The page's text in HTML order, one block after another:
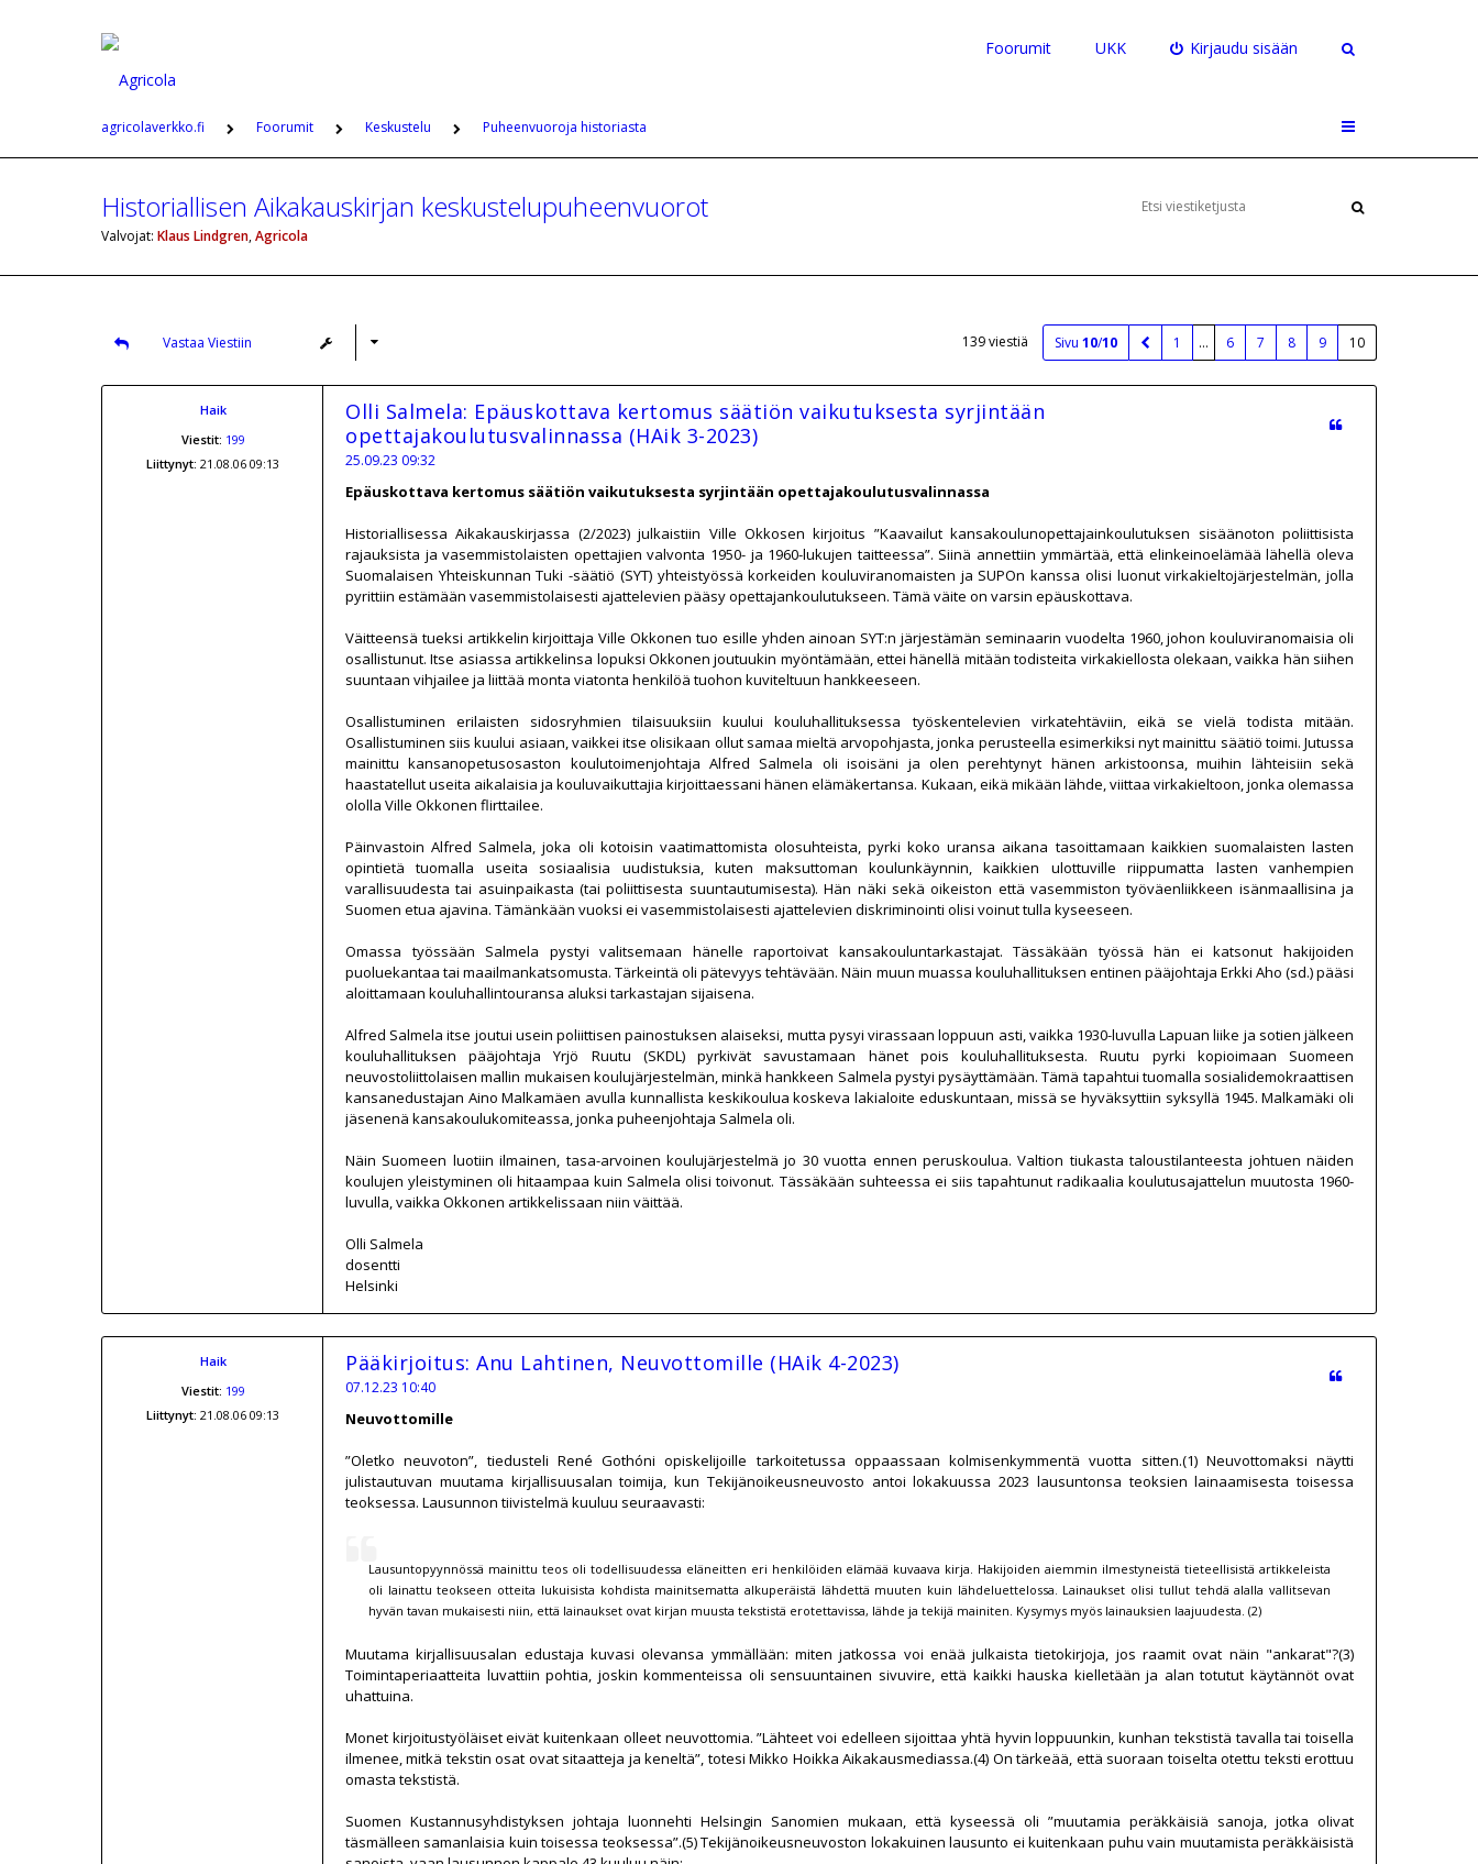
Foorumit UKK Kirjaudu sisään
agricolaverkko.fi Foorumit Keskustelu Puheenvuoroja historiasta
Historiallisen Aikakauskirjan keskustelupuheenvuorot
Valvojat: Klaus Lindgren,Agricola
Vastaa Viestiin 139 viestiä Sivu 10/10 1 … 6 7 8 9 10
Haik
Viestit: 199
Liittynyt: 21.08.06 09:13
Olli Salmela: Epäuskottava kertomus säätiön vaikutuksesta syrjintään
opettajakoulutusvalinnassa (HAik 3-2023)
25.09.23 09:32
Epäuskottava kertomus säätiön vaikutuksesta syrjintään opettajakoulutusvalinnassa
Historiallisessa Aikakauskirjassa (2/2023) julkaistiin Ville Okkosen kirjoitus ”Kaavailut kansakoulunopettajainkoulutuksen sisäänoton poliittisista
rajauksista ja vasemmistolaisten opettajien valvonta 1950- ja 1960-lukujen taitteessa”. Siinä annettiin ymmärtää, että elinkeinoelämää lähellä oleva
Suomalaisen Yhteiskunnan Tuki -säätiö (SYT) yhteistyössä korkeiden kouluviranomaisten ja SUPOn kanssa olisi luonut virkakieltojärjestelmän, jolla
pyrittiin estämään vasemmistolaisesti ajattelevien pääsy opettajankoulutukseen. Tämä väite on varsin epäuskottava.
Väitteensä tueksi artikkelin kirjoittaja Ville Okkonen tuo esille yhden ainoan SYT:n järjestämän seminaarin vuodelta 1960, johon kouluviranomaisia oli
osallistunut. Itse asiassa artikkelinsa lopuksi Okkonen joutuukin myöntämään, ettei hänellä mitään todisteita virkakiellosta olekaan, vaikka hän siihen
suuntaan vihjailee ja liittää monta viatonta henkilöä tuohon kuviteltuun hankkeeseen.
Osallistuminen erilaisten sidosryhmien tilaisuuksiin kuului kouluhallituksessa työskentelevien virkatehtäviin, eikä se vielä todista mitään.
Osallistuminen siis kuului asiaan, vaikkei itse olisikaan ollut samaa mieltä arvopohjasta, jonka perusteella esimerkiksi nyt mainittu säätiö toimi. Jutussa
mainittu kansanopetusosaston koulutoimenjohtaja Alfred Salmela oli isoisäni ja olen perehtynyt hänen arkistoonsa, muihin lähteisiin sekä
haastatellut useita aikalaisia ja kouluvaikuttajia kirjoittaessani hänen elämäkertansa. Kukaan, eikä mikään lähde, viittaa virkakieltoon, jonka olemassa
ololla Ville Okkonen flirttailee.
Päinvastoin Alfred Salmela, joka oli kotoisin vaatimattomista olosuhteista, pyrki koko uransa aikana tasoittamaan kaikkien suomalaisten lasten
opintietä tuomalla useita sosiaalisia uudistuksia, kuten maksuttoman koulunkäynnin, kaikkien ulottuville riippumatta lasten vanhempien
varallisuudesta tai asuinpaikasta (tai poliittisesta suuntautumisesta). Hän näki sekä oikeiston että vasemmiston työväenliikkeen isänmaallisina ja
Suomen etua ajavina. Tämänkään vuoksi ei vasemmistolaisesti ajattelevien diskriminointi olisi voinut tulla kyseeseen.
Omassa työssään Salmela pystyi valitsemaan hänelle raportoivat kansakouluntarkastajat. Tässäkään työssä hän ei katsonut hakijoiden
puoluekantaa tai maailmankatsomusta. Tärkeintä oli pätevyys tehtävään. Näin muun muassa kouluhallituksen entinen pääjohtaja Erkki Aho (sd.) pääsi
aloittamaan kouluhallintouransa aluksi tarkastajan sijaisena.
Alfred Salmela itse joutui usein poliittisen painostuksen alaiseksi, mutta pysyi virassaan loppuun asti, vaikka 1930-luvulla Lapuan liike ja sotien jälkeen
kouluhallituksen pääjohtaja Yrjö Ruutu (SKDL) pyrkivät savustamaan hänet pois kouluhallituksesta. Ruutu pyrki kopioimaan Suomeen
neuvostoliittolaisen mallin mukaisen koulujärjestelmän, minkä hankkeen Salmela pystyi pysäyttämään. Tämä tapahtui tuomalla sosialidemokraattisen
kansanedustajan Aino Malkamäen avulla kunnallista keskikoulua koskeva lakialoite eduskuntaan, missä se hyväksyttiin syksyllä 1945. Malkamäki oli
jäsenenä kansakoulukomiteassa, jonka puheenjohtaja Salmela oli.
Näin Suomeen luotiin ilmainen, tasa-arvoinen koulujärjestelmä jo 30 vuotta ennen peruskoulua. Valtion tiukasta taloustilanteesta johtuen näiden
koulujen yleistyminen oli hitaampaa kuin Salmela olisi toivonut. Tässäkään suhteessa ei siis tapahtunut radikaalia koulutusajattelun muutosta 1960-
luvulla, vaikka Okkonen artikkelissaan niin väittää.
Olli Salmela
dosentti
Helsinki
Haik
Viestit: 199
Liittynyt: 21.08.06 09:13
Pääkirjoitus: Anu Lahtinen, Neuvottomille (HAik 4-2023)
07.12.23 10:40
Neuvottomille
”Oletko neuvoton”, tiedusteli René Gothóni opiskelijoille tarkoitetussa oppaassaan kolmisenkymmentä vuotta sitten.(1) Neuvottomaksi näytti
julistautuvan muutama kirjallisuusalan toimija, kun Tekijänoikeusneuvosto antoi lokakuussa 2023 lausuntonsa teoksien lainaamisesta toisessa
teoksessa. Lausunnon tiivistelmä kuuluu seuraavasti:
Lausuntopyynnössä mainittu teos oli todellisuudessa eläneitten eri henkilöiden elämää kuvaava kirja. Hakijoiden aiemmin ilmestyneistä tieteellisistä artikkeleista
oli lainattu teokseen otteita lukuisista kohdista mainitsematta alkuperäistä lähdettä muuten kuin lähdeluettelossa. Lainaukset olisi tullut tehdä alalla vallitsevan
hyvän tavan mukaisesti niin, että lainaukset ovat kirjan muusta tekstistä erotettavissa, lähde ja tekijä mainiten. Kysymys myös lainauksien laajuudesta. (2)
Muutama kirjallisuusalan edustaja kuvasi olevansa ymmällään: miten jatkossa voi enää julkaista tietokirjoja, jos raamit ovat näin "ankarat"?(3)
Toimintaperiaatteita luvattiin pohtia, joskin kommenteissa oli sensuuntainen sivuvire, että kaikki hauska kielletään ja alan totutut käytännöt ovat
uhattuina.
Monet kirjoitustyöläiset eivät kuitenkaan olleet neuvottomia. ”Lähteet voi edelleen sijoittaa yhtä hyvin loppuunkin, kunhan tekstistä tavalla tai toisella
ilmenee, mitkä tekstin osat ovat sitaatteja ja keneltä”, totesi Mikko Hoikka Aikakausmediassa.(4) On tärkeää, että suoraan toiselta otettu teksti erottuu
omasta tekstistä.
Suomen Kustannusyhdistyksen johtaja luonnehti Helsingin Sanomien mukaan, että kyseessä oli ”muutamia peräkkäisiä sanoja, jotka olivat
täsmälleen samanlaisia kuin toisessa teoksessa”.(5) Tekijänoikeusneuvoston lokakuinen lausunto ei kuitenkaan puhu vain muutamista peräkkäisistä